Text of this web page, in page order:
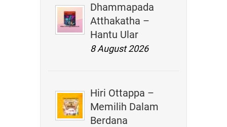
Dhammapada
Atthakatha –
Hantu Ular
8 August 2026
Hiri Ottappa –
Memilih Dalam
Berdana